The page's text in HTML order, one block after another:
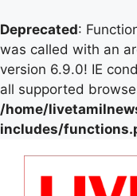
Deprecated:
was called with an
version 6.9.0! IE
all supported
/home/
includes/